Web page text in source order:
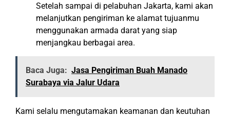
Setelah sampai di pelabuhan Jakarta, kami akan
melanjutkan pengiriman ke alamat tujuanmu
menggunakan armada darat yang siap
menjangkau berbagai area.
Baca Juga: Jasa Pengiriman Buah Manado
Surabaya via Jalur Udara
Kami selalu mengutamakan keamanan dan keutuhan